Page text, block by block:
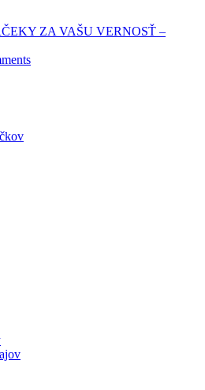
ZA VAŠU VERNOSŤ –